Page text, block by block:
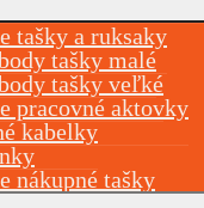
tašky a ruksaky
tašky malé
tašky veľké
pracovné aktovky
kabelky
nákupné tašky